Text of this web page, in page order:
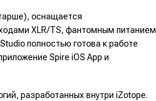
оснащается
XLR/TS, фантомным питанием
полностью готова к работе
Spire iOS App и
разработанных внутри iZotope.